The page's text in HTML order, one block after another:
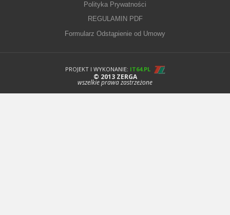
Polityka Prywatności
REGULAMIN PDF
Formularz Odstąpienie od Umowy
PROJEKT I WYKONANIE: IT64.PL
© 2013 ZERGA
wszelkie prawa zastrzeżone